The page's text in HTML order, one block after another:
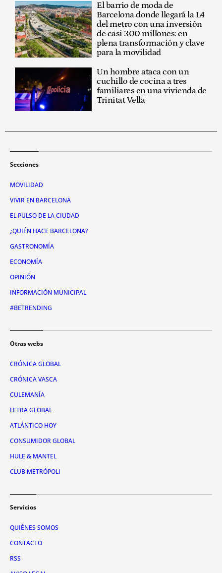
El barrio de moda de
Barcelona donde llegará la L4
del metro con una inversión
de casi 300 millones: en
plena transformación y clave
para la movilidad
Un hombre ataca con un
cuchillo de cocina a tres
familiares en una vivienda de
Trinitat Vella
Secciones
MOVILIDAD
VIVIR EN BARCELONA
EL PULSO DE LA CIUDAD
¿QUIÉN HACE BARCELONA?
GASTRONOMÍA
ECONOMÍA
OPINIÓN
INFORMACIÓN MUNICIPAL
#BETRENDING
Otras webs
CRÓNICA GLOBAL
CRÓNICA VASCA
CULEMANÍA
LETRA GLOBAL
ATLÁNTICO HOY
CONSUMIDOR GLOBAL
HULE & MANTEL
CLUB METRÓPOLI
Servicios
QUIÉNES SOMOS
CONTACTO
RSS